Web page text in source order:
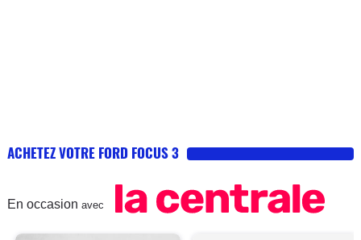
ACHETEZ VOTRE FORD FOCUS 3
En occasion avec